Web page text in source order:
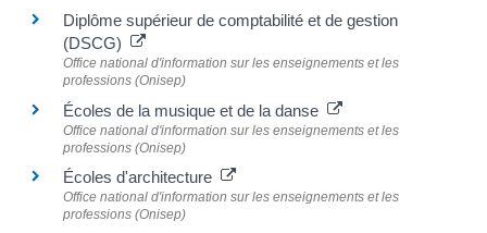
Diplôme supérieur de comptabilité et de gestion
(DSCG)
Office national d'information sur les enseignements et les
professions (Onisep)
Écoles de la musique et de la danse
Office national d'information sur les enseignements et les
professions (Onisep)
Écoles d'architecture
Office national d'information sur les enseignements et les
professions (Onisep)